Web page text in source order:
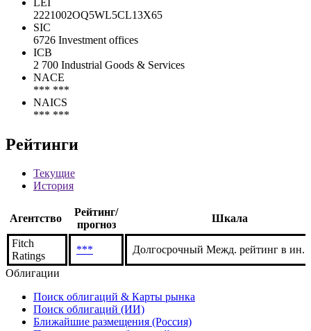
Коды
LEI
2221002OQ5WL5CL13X65
SIC
6726 Investment offices
ICB
2 700 Industrial Goods & Services
NAICS
Рейтинги
Текущие
История
Агентство Шкала
Fitch
Ratings
***
Долгосрочный Межд. рейтинг в ин.
Облигации